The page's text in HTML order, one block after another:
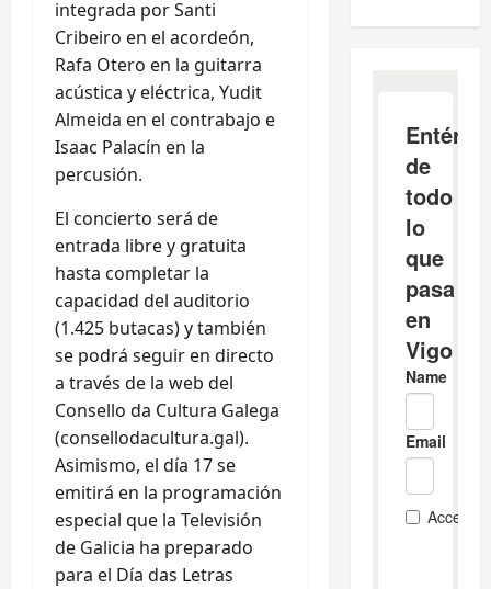
integrada por Santi
Cribeiro en el acordeón,
Rafa Otero en la guitarra
acústica y eléctrica, Yudit
Almeida en el contrabajo e
Isaac Palacín en la
percusión.
El concierto será de
entrada libre y gratuita
hasta completar la
capacidad del auditorio
(1.425 butacas) y también
se podrá seguir en directo
a través de la web del
Consello da Cultura Galega
(consellodacultura.gal).
Asimismo, el día 17 se
emitirá en la programación
especial que la Televisión
de Galicia ha preparado
para el Día das Letras